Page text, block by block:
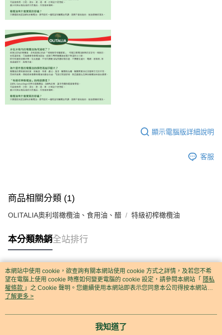
顯示電腦版詳細說明
客服
商品相關分類 (1)
OLITALIA奧利塔橄欖油、食用油、醋 特級初榨橄欖油
本分類熱銷全站排行
熱門標籤
本網站中使用 cookie，欲查詢有關本網站使用 cookie 方式之詳情，及若您不希
望在電腦上使用 cookie 時應如何變更電腦的 cookie 設定，請參閱本網站「 隱私
權條款 」之 Cookie 聲明。您繼續使用本網站即表示您同意本公司得按本網站使
用條款之 Cookie 聲明使用 cookie。
了解更多 >
我知道了